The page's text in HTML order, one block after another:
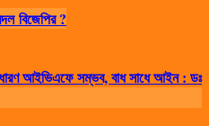
বিজেপির ?